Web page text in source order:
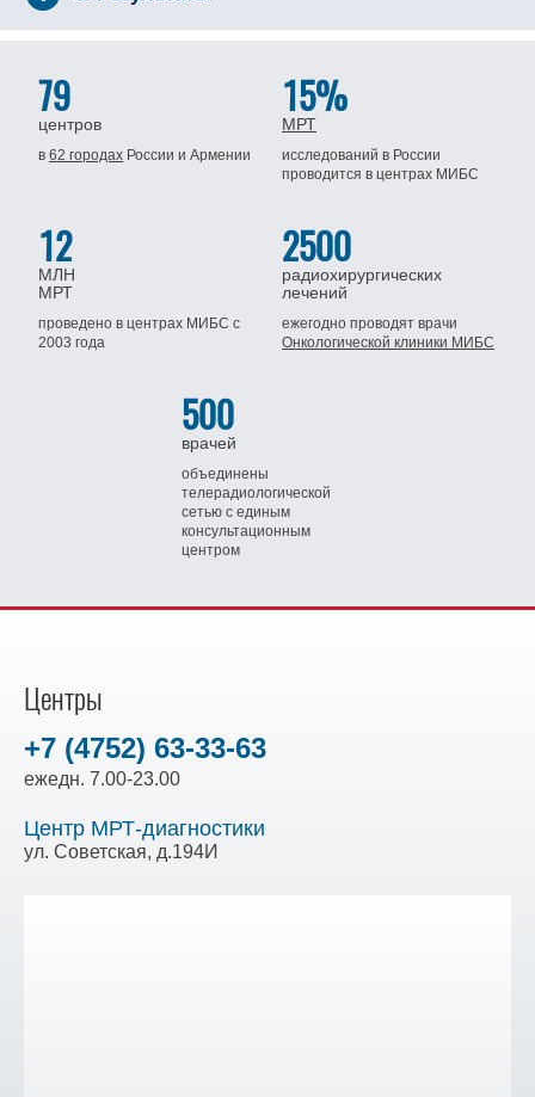
79
центров
в62 городах Россиии Армении
15%
МРТ
исследований в России
проводится в центрах МИБС
12
МЛН
МРТ
проведено в центрах МИБСс
2003 года
2500
радиохирургических
лечений
ежегодно проводят врачи
Онкологической клиники МИБС
500
врачей
объединены
телерадиологической
сетью с единым
консультационным
центром
Центры
+7 (4752) 63-33-63
ежедн. 7.00-23.00
Центр МРТ-диагностики
ул. Советская, д.194И